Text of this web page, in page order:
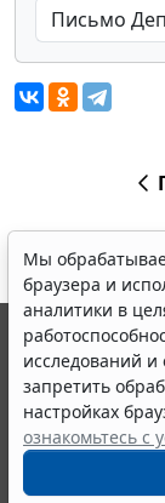
Мы
браузера и
аналитики в
исследований
запретить
настройках
ознакомьтесь с
© ООО "НПП
выпускается с
являются
информации
Портал
издания